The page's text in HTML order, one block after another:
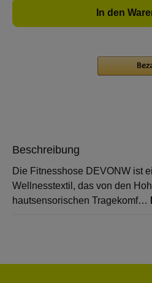
In den
Beschreibung
Die Fitnesshose DEVONW ist
Wellnesstextil, das von den
hautsensorischen Tragekomf…